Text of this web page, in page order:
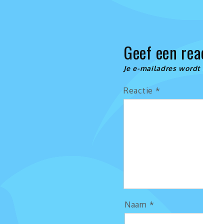
Geef een
Je e-mailadres
Reactie *
Naam *